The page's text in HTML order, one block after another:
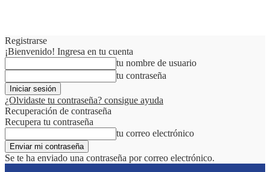
Registrarse
¡Bienvenido! Ingresa en tu cuenta
tu nombre de usuario
tu contraseña
¿Olvidaste tu contraseña? consigue ayuda
Recuperación de contraseña
Recupera tu contraseña
tu correo electrónico
Se te ha enviado una contraseña por correo electrónico.